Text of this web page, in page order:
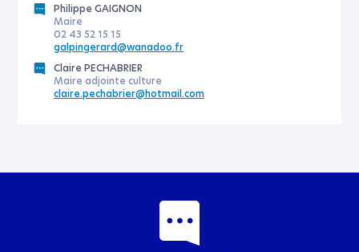
Philippe GAIGNON
Maire
02 43 52 15 15
galpingerard@wanadoo.fr
Claire PECHABRIER
Maire adjointe culture
claire.pechabrier@hotmail.com